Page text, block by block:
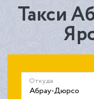
Такси
Откуда